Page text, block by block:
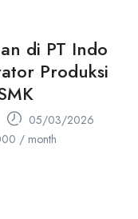
di PT Indo
Produksi
05/03/2026
/ month